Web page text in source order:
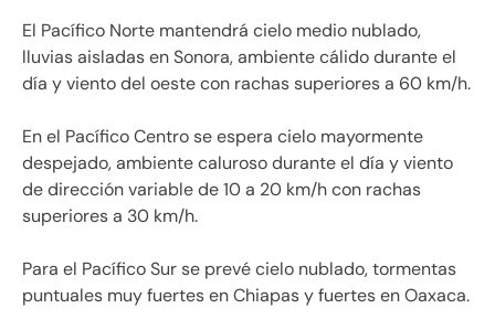
El Pacífico Norte mantendrá cielo medio nublado,
lluvias aisladas en Sonora, ambiente cálido durante el
día y viento del oeste con rachas superiores a 60 km/h.
En el Pacífico Centro se espera cielo mayormente
despejado, ambiente caluroso durante el día y viento
de dirección variable de 10 a 20 km/h con rachas
superiores a 30 km/h.
Para el Pacífico Sur se prevé cielo nublado, tormentas
puntuales muy fuertes en Chiapas y fuertes en Oaxaca.